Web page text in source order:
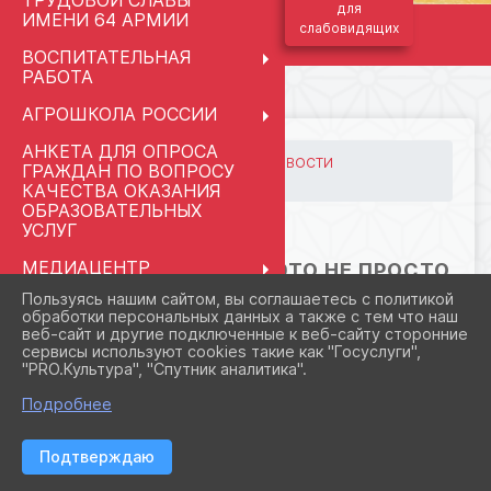
ИМЕНИ 64 АРМИИ
ВОСПИТАТЕЛЬНАЯ
РАБОТА
АГРОШКОЛА РОССИИ
АНКЕТА ДЛЯ ОПРОСА
ГРАЖДАН ПО ВОПРОСУ
КАЧЕСТВА ОКАЗАНИЯ
ОБРАЗОВАТЕЛЬНЫХ
УСЛУГ
МЕДИАЦЕНТР
"КЛАССНАЯ ШКОЛА.RU"
ПРАВОПРИМЕНИТЕЛЬНЫЕ
ПРОЦЕДУРЫ
СВЕДЕНИЯ ОБ
ОРГАНИЗАЦИИ ОТДЫХА
ОЗДОРОВЛЕНИЯ
ПЕДАГОГАМ И
для
слабовидящих
ГЛАВНАЯ МЕРОПРИЯТИЯ НОВОСТИ
«Путь к успеху» — это ...
«ПУТЬ К УСПЕХУ» — ЭТО НЕ ПРОСТО
ФОРМАЛЬНОЕ МЕРОПРИЯТИЕ, А
МОЩНЫЙ ПЕДАГОГИЧЕСКИЙ
ИНСТРУМЕНТ.📣
Пользуясь нашим сайтом, вы соглашаетесь с политикой
обработки персональных данных а также с тем что наш
веб-сайт и другие подключенные к веб-сайту сторонние
сервисы используют cookies такие как "Госуслуги",
"PRO.Культура", "Спутник аналитика".
Подробнее
Подтверждаю